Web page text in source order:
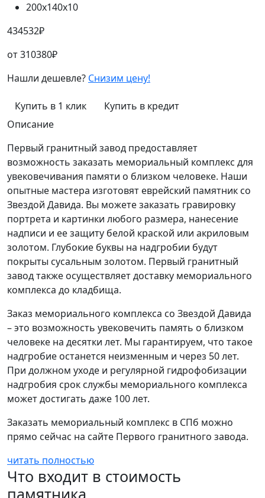
200х140х10
434532₽
от310380₽
Нашли дешевле? Снизим цену!
Купить в 1 клик
Купить в кредит
Описание
Первый гранитный завод предоставляет
возможность заказать мемориальный комплекс для
увековечивания памяти о близком человеке. Наши
опытные мастера изготовят еврейский памятник со
Звездой Давида. Вы можете заказать гравировку
портрета и картинки любого размера, нанесение
надписи и ее защиту белой краской или акриловым
золотом. Глубокие буквы на надгробии будут
покрыты сусальным золотом. Первый гранитный
завод также осуществляет доставку мемориального
комплекса до кладбища.
Заказ мемориального комплекса со Звездой Давида
– это возможность увековечить память о близком
человеке на десятки лет. Мы гарантируем, что такое
надгробие останется неизменным и через 50 лет.
При должном уходе и регулярной гидрофобизации
надгробия срок службы мемориального комплекса
может достигать даже 100 лет.
Заказать мемориальный комплекс в СПб можно
прямо сейчас на сайте Первого гранитного завода.
читать полностью
Что входит в стоимость
памятника